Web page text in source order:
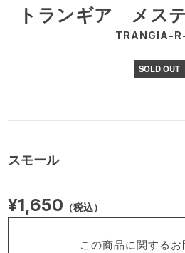
トランギア メス
TRANGIA-
SOLD OUT
スモール
¥1,650 （税込）
この商品に関する